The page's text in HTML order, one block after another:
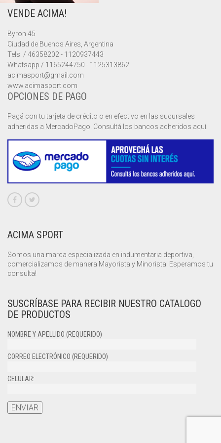
PANTALONES
REMERAS
MANGA CORTA
SIN MANGAS
SHORTS
SHORT DEPORTIVO
SHORT POLLERA
PANTALONES
REMERAS
SHORTS
CHALECOS
MUSCULOSAS
PANTALONES
SHORTS
VENDE ACIMA!
Byron 45
Ciudad de Buenos Aires, Argentina
Tels. / 46358202 - 1120937443
Whatsapp / 1165244750 - 1125313862
acimasport@gmail.com
www.acimasport.com
OPCIONES DE PAGO
Pagá con tu tarjeta de crédito o en efectivo en las sucursales
adheridas a MercadoPago. Consultá los bancos adheridos aquí.
ACIMA SPORT
Somos una marca especializada en indumentaria deportiva,
comercializamos de manera Mayorista y Minorista. Esperamos tu
consulta!
SUSCRÍBASE PARA RECIBIR NUESTRO CATALOGO
DE PRODUCTOS
NOMBRE Y APELLIDO (REQUERIDO)
CORREO ELECTRÓNICO (REQUERIDO)
CELULAR: